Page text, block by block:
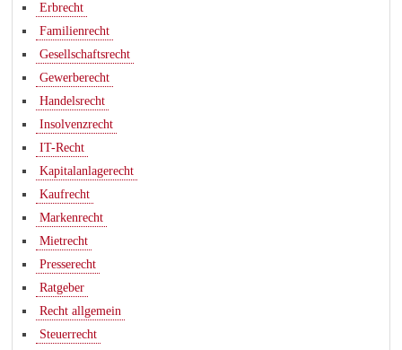
Erbrecht
Familienrecht
Gesellschaftsrecht
Gewerberecht
Handelsrecht
Insolvenzrecht
IT-Recht
Kapitalanlagerecht
Kaufrecht
Markenrecht
Mietrecht
Presserecht
Ratgeber
Recht allgemein
Steuerrecht